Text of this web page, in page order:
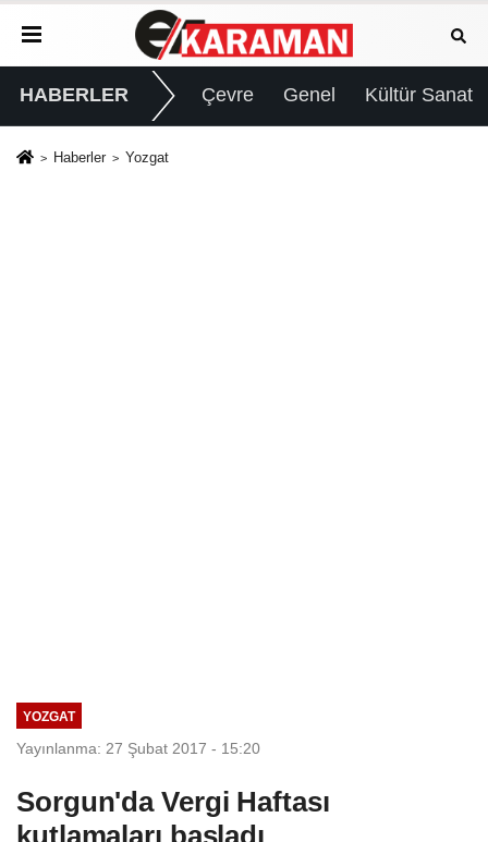
HABERLER Çevre Genel Kültür Sanat
Haberler Yozgat
YOZGAT
Yayınlanma: 27 Şubat 2017 - 15:20
Sorgun'da Vergi Haftası
kutlamaları başladı